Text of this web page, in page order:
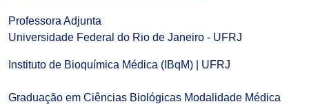
Professora Adjunta
Universidade Federal do Rio de Janeiro - UFRJ
Instituto de Bioquímica Médica (IBqM) | UFRJ
Graduação em Ciências Biológicas Modalidade Médica